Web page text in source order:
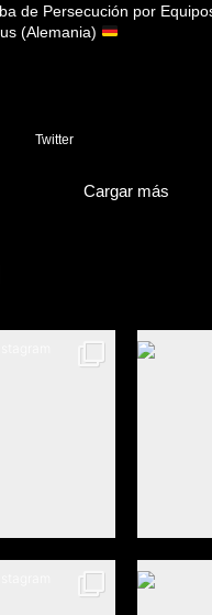
de Persecución por
(Alemania)
Twitter
Cargar más